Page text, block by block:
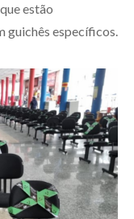
estão
guichês específicos.